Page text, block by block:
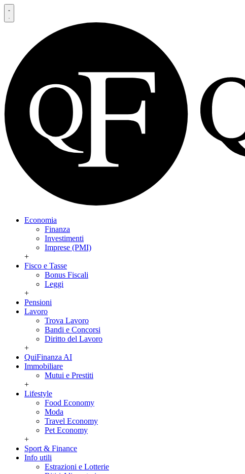
Economia
Finanza
Investimenti
Imprese (PMI)
+
Fisco e Tasse
Bonus Fiscali
Leggi
+
Pensioni
Lavoro
Trova Lavoro
Bandi e Concorsi
Diritto del Lavoro
+
QuiFinanza AI
Immobiliare
Mutui e Prestiti
+
Lifestyle
Food Economy
Moda
Travel Economy
Pet Economy
+
Sport & Finance
Info utili
Estrazioni e Lotterie